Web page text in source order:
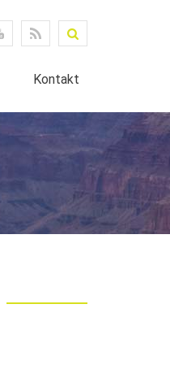
Kontakt